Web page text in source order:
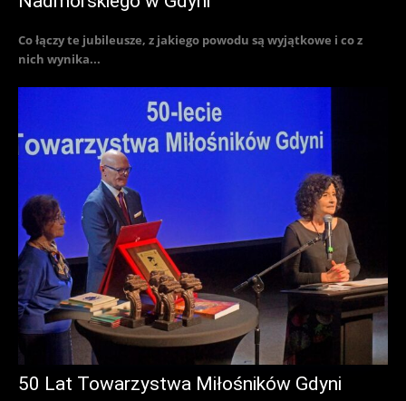
Co łączy te jubileusze, z jakiego powodu są wyjątkowe i co z
nich wynika...
50 Lat Towarzystwa Miłośników Gdyni